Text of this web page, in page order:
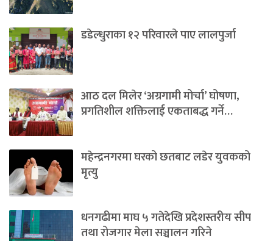
डडेल्धुराका १२ परिवारले पाए लालपुर्जा
आठ दल मिलेर ‘अग्रगामी मोर्चा’ घोषणा,
प्रगतिशील शक्तिलाई एकताबद्ध गर्ने…
महेन्द्रनगरमा घरको छतबाट लडेर युवकको
मृत्यु
धनगढीमा माघ ५ गतेदेखि प्रदेशस्तरीय सीप
तथा रोजगार मेला सञ्चालन गरिने